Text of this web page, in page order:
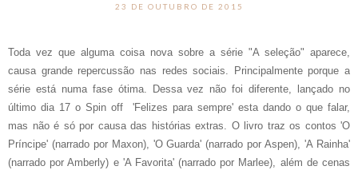
23 DE OUTUBRO DE 2015
Toda vez que alguma coisa nova sobre a série "A seleção" aparece,
causa grande repercussão nas redes sociais. Principalmente porque a
série está numa fase ótima. Dessa vez não foi diferente, lançado no
último dia 17 o Spin off 'Felizes para sempre' esta dando o que falar,
mas não é só por causa das histórias extras. O livro traz os contos 'O
Príncipe' (narrado por Maxon), 'O Guarda' (narrado por Aspen), 'A Rainha'
(narrado por Amberly) e 'A Favorita' (narrado por Marlee), além de cenas